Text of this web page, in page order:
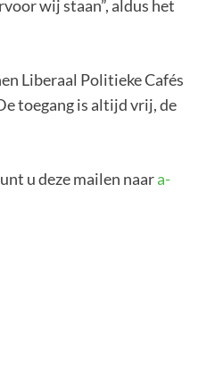
wij staan”, aldus het
Liberaal Politieke Cafés
toegang is altijd vrij, de
u deze mailen naara-